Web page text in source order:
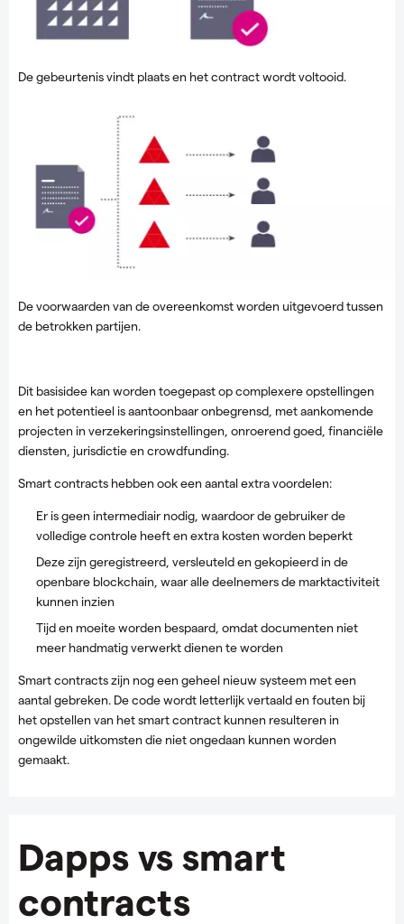
De gebeurtenis vindt plaats en het contract wordt voltooid.
De voorwaarden van de overeenkomst worden uitgevoerd tussen
de betrokken partijen.
Dit basisidee kan worden toegepast op complexere opstellingen
en het potentieel is aantoonbaar onbegrensd, met aankomende
projecten in verzekeringsinstellingen, onroerend goed, financiële
diensten, jurisdictie en crowdfunding.
Smart contracts hebben ook een aantal extra voordelen:
Er is geen intermediair nodig, waardoor de gebruiker de
volledige controle heeft en extra kosten worden beperkt
Deze zijn geregistreerd, versleuteld en gekopieerd in de
openbare blockchain, waar alle deelnemers de marktactiviteit
kunnen inzien
Tijd en moeite worden bespaard, omdat documenten niet
meer handmatig verwerkt dienen te worden
Smart contracts zijn nog een geheel nieuw systeem met een
aantal gebreken. De code wordt letterlijk vertaald en fouten bij
het opstellen van het smart contract kunnen resulteren in
ongewilde uitkomsten die niet ongedaan kunnen worden
gemaakt.
Dapps vs smart
contracts